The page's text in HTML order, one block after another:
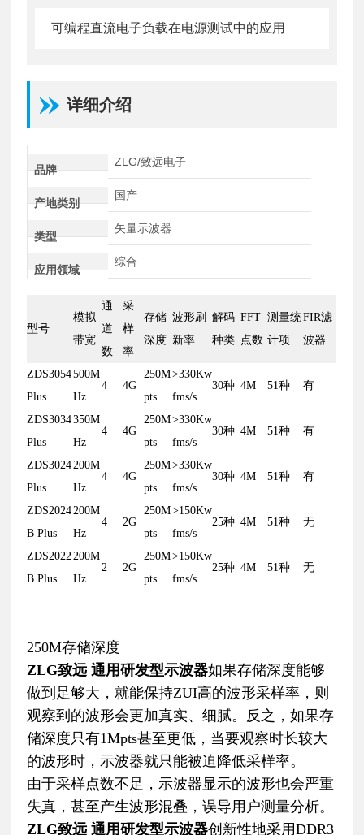
可编程直流电子负载在电源测试中的应用
详细介绍
品牌
ZLG/致远电子
产地类别
国产
类型
矢量示波器
应用领域
综合
型号
模拟
带宽
通
道
数
采
样
率
存储
深度
波形刷
新率
解码
种类
FFT
点数
测量统
计项
FIR滤
波器
ZDS3054
Plus
500M
Hz
4 4G
250M
pts
>330Kw
fms/s
30种 4M 51种 有
ZDS3034
Plus
350M
Hz
4 4G
250M
pts
>330Kw
fms/s
30种 4M 51种 有
ZDS3024
Plus
200M
Hz
4 4G
250M
pts
>330Kw
fms/s
30种 4M 51种 有
ZDS2024
B Plus
200M
Hz
4 2G
250M
pts
>150Kw
fms/s
25种 4M 51种 无
ZDS2022
B Plus
200M
Hz
2 2G
250M
pts
>150Kw
fms/s
25种 4M 51种 无
250M存储深度
ZLG致远 通用研发型示波器如果存储深度能够
做到足够大，就能保持ZUI高的波形采样率，则
观察到的波形会更加真实、细腻。反之，如果存
储深度只有1Mpts甚至更低，当要观察时长较大
的波形时，示波器就只能被迫降低采样率。
由于采样点数不足，示波器显示的波形也会严重
失真，甚至产生波形混叠，误导用户测量分析。
ZLG致远 通用研发型示波器创新性地采用DDR3